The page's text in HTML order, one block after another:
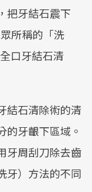
把牙結石震下
所稱的「洗
口牙結石清
結石清除術的清
的牙齦下區域。
牙周刮刀除去齒
牙）方法的不同